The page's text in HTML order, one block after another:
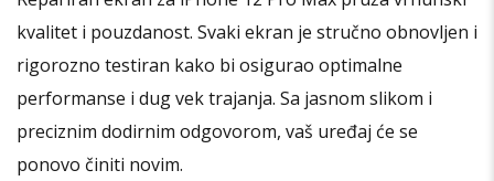
kvalitet i pouzdanost. Svaki ekran je stručno obnovljen i
rigorozno testiran kako bi osigurao optimalne
performanse i dug vek trajanja. Sa jasnom slikom i
preciznim dodirnim odgovorom, vaš uređaj će se
ponovo činiti novim.